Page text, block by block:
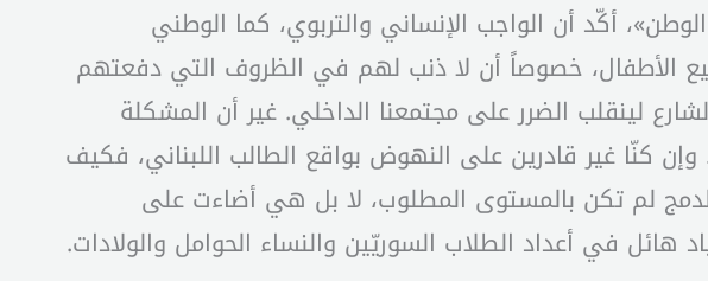
أكّد أن الواجب الإنساني والتربوي، كما الوطني
الأطفال، خصوصاً أن لا ذنب لهم في الظروف التي دفعتهم
لينقلب الضرر على مجتمعنا الداخلي. غير أن المشكلة
كنّا غير قادرين على النهوض بواقع الطالب اللبناني، فكيف
لم تكن بالمستوى المطلوب، لا بل هي أضاءت على
في أعداد الطلاب السوريّين والنساء الحوامل والولادات.